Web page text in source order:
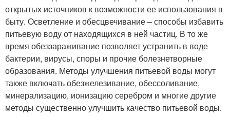
открытых источников к возможности ее использования в
быту. Осветление и обесцвечивание – способы избавить
питьевую воду от находящихся в ней частиц. В то же
время обеззараживание позволяет устранить в воде
бактерии, вирусы, споры и прочие болезнетворные
образования. Методы улучшения питьевой воды могут
также включать обезжелезивание, обессоливание,
минерализацию, ионизацию серебром и многие другие
методы существенно улучшить качество питьевой воды.